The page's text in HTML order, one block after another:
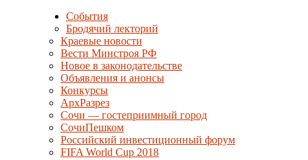
События
Бродячий лекторий
Краевые новости
Вести Минстроя РФ
Новое в законодательстве
Объявления и анонсы
Конкурсы
АрхРазрез
Сочи — гостеприимный город
СочиПешком
Российский инвестиционный форум
FIFA World Cup 2018